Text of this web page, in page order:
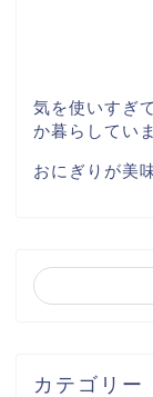
気を使いすぎ
か暮らしてい
おにぎりが美
カテゴリー